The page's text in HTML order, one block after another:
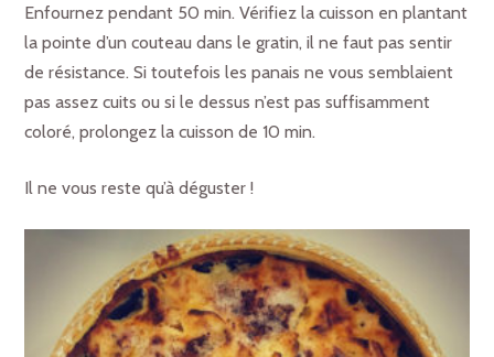
Enfournez pendant 50 min. Vérifiez la cuisson en plantant
la pointe d’un couteau dans le gratin, il ne faut pas sentir
de résistance. Si toutefois les panais ne vous semblaient
pas assez cuits ou si le dessus n’est pas suffisamment
coloré, prolongez la cuisson de 10 min.
Il ne vous reste qu’à déguster !